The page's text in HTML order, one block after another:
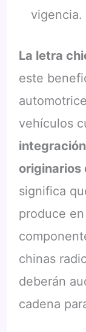
vigencia.
La letra
este
vehículos
originarios
significa
produce
chinas
deberán
cadena